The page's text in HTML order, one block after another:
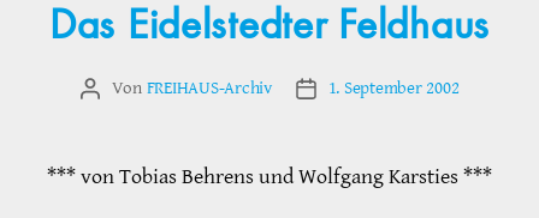
Das Eidelstedter Feldhaus
Beitragsautor
Von FREIHAUS-Archiv Veröffentlichungsdatum
1. September 2002
*** von Tobias Behrens und Wolfgang Karsties ***